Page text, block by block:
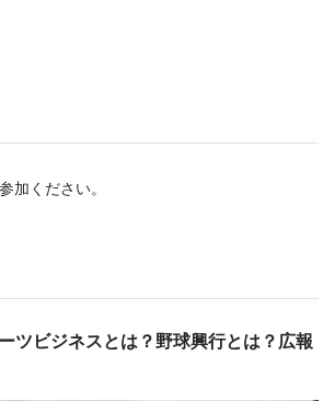
加ください。
ツビジネスとは？野球興行とは？広報